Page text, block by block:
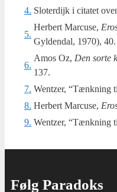
4. Sloterdijk i cita­tet
5.
Herbert Marcu­se,
Gyl­den­dal, 1970), 40.
6.
Amos Oz, Den sor­te
137.
7. Wentzer, “Tænk­ning
8. Herbert Marcu­se,
9. Wentzer, “Tænk­ning
Følg Paradoks